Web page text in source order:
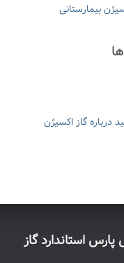
بیمارستانی
درباره گاز اکسیژن
استاندارد گاز